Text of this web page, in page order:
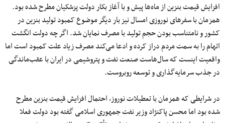
افزایش قیمت بنزین از ماه‌ها پیش و با آغاز بکار دولت پزشکیان مطرح شده بود.
همزمان با سفرهای نوروزی امسال نیز بار دیگر موضوع کمبود تولید بنزین در
کشور و نامتناسب بودن حجم تولید با مصرف نمایان شد. اگر چه دولت انگشت
اتهام را به سمت مردم دراز کرده و ادعا می‌کند مصرف زیاد علت کمبود است اما
واقعیت اینست که سال‌هاست صنعت نفت و پتروشیمی در ایران با عقب‌ماندگی
در جذب سرمایه‌گذاری و توسعه روبروست.
در شرایطی که همزمان با تعطیلات نوروز، احتمال افزایش قیمت بنزین مطرح
شده بود اما محسن پاکنژاد وزیر نفت جمهوری اسلامی گفته بود دولت فعلا